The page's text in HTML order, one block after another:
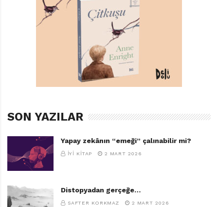
BAVULUMDAKI KIRIK FINCAN
CHRIS NAYLOR-BALLESTEROS,DOMINGO YAYINLARI
ILK OKUMA KITAPLIĞI, M. BANU AKSOY
SAYI150-ARALIK-2022,
TÜRKÇELEŞTIREN: MELIKE HENDEK
SON YAZILAR
Yapay zekânın “emeği” çalınabilir mi?
İYI KITAP 2 MART 2026
Distopyadan gerçeğe…
SAFTER KORKMAZ 2 MART 2026